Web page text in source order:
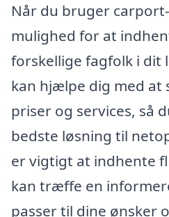
Når du bruger
mulighed for at
forskellige fagfolk i dit
kan hjælpe dig med at
priser og services, så
bedste løsning til
er vigtigt at indhente
kan træffe en
passer til dine ønsker